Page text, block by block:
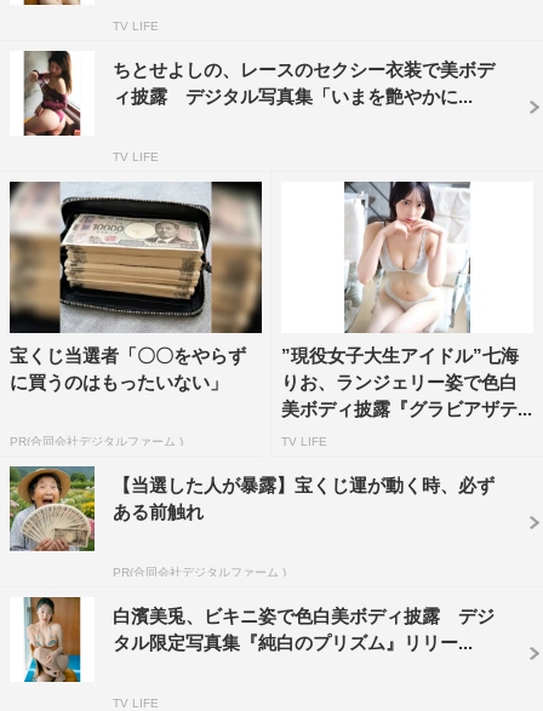
TV LIFE
ちとせよしの、レースのセクシー衣装で美ボデ
ィ披露 デジタル写真集「いまを艶やかに...
TV LIFE
宝くじ当選者「〇〇をやらず
に買うのはもったいない」
PR(合同会社デジタルファーム )
”現役女子大生アイドル”七海
りお、ランジェリー姿で色白
美ボディ披露『グラビアザテ...
TV LIFE
【当選した人が暴露】宝くじ運が動く時、必ず
ある前触れ
PR(合同会社デジタルファーム )
白濱美兎、ビキニ姿で色白美ボディ披露 デジ
タル限定写真集『純白のプリズム』リリー...
TV LIFE